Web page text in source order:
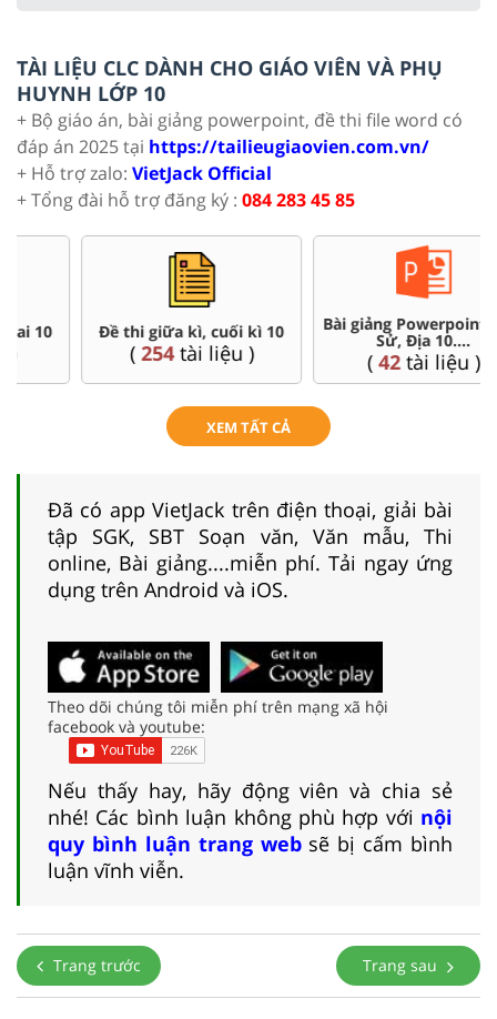
TÀI LIỆU CLC DÀNH CHO GIÁO VIÊN VÀ PHỤ
HUYNH LỚP 10
+ Bộ giáo án, bài giảng powerpoint, đề thi file word có
đáp án 2025 tại https://tailieugiaovien.com.vn/
+ Hỗ trợ zalo: VietJack Official
+ Tổng đài hỗ trợ đăng ký : 084 283 45 85
Đề thi giữa kì, cuối kì 10
tài liệu )
Bài giảng Powerpoint Văn,
Sử, Địa 10....
tài liệu )
XEM TẤT CẢ
Đã có app VietJack trên điện thoại, giải bài
tập SGK, SBT Soạn văn, Văn mẫu, Thi
online, Bài giảng....miễn phí. Tải ngay ứng
dụng trên Android và iOS.
Theo dõi chúng tôi miễn phí trên mạng xã hội
facebook và youtube:
Nếu thấy hay, hãy động viên và chia sẻ
nhé! Các bình luận không phù hợp với nội
quy bình luận trang websẽ bị cấm bình
luận vĩnh viễn.
Trang trước Trang sau